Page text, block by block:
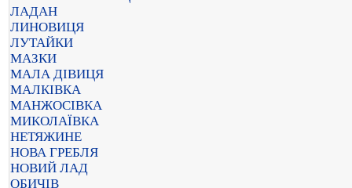
ЛАДАН
ЛИНОВИЦЯ
ЛУТАЙКИ
МАЗКИ
МАЛА ДІВИЦЯ
МАЛКІВКА
МАНЖОСІВКА
МИКОЛАЇВКА
НЕТЯЖИНЕ
НОВА ГРЕБЛЯ
НОВИЙ ЛАД
ОБИЧІВ